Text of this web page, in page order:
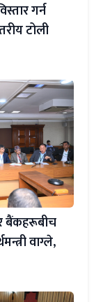
गर्न
टोली
बैंकहरूबीच
वाग्ले,